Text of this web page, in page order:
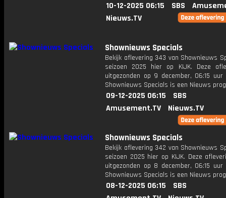
10-12-2025 06:15 SBS
Nieuws.TV
Shownieuws Specials
Bekijk aflevering 343 van Shownieuws
seizoen 2025 hier op KIJK. Deze
uitgezonden op 9 december, 06:15 uur
Shownieuws Specials is een Nieuws
09-12-2025 06:15
SBS
Amusement.TV
Nieuws.TV
Shownieuws Specials
Bekijk aflevering 342 van Shownieuws
seizoen 2025 hier op KIJK. Deze
uitgezonden op 8 december, 06:15 uur
Shownieuws Specials is een Nieuws
08-12-2025 06:15
SBS